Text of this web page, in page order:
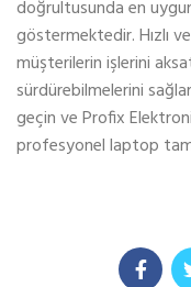
doğrultusunda en
göstermektedir. Hızlı
müşterilerin işlerini
sürdürebilmelerini
geçin ve Profix
profesyonel laptop